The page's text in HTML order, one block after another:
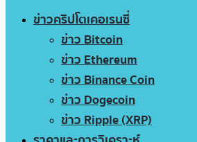
ข่าวคริปโตเคอเรนซี่
ข่าว Bitcoin
ข่าว Ethereum
ข่าว Binance Coin
ข่าว Dogecoin
ข่าว Ripple (XRP)